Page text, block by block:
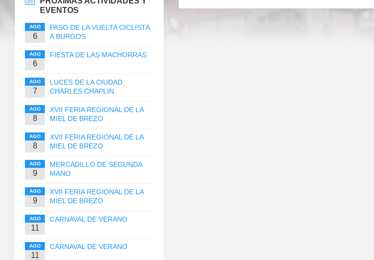
EVENTOS
AGO
6
PASO DE LA VUELTA CICLISTA
A BURGOS
AGO
6
FIESTA DE LAS MACHORRAS
AGO
7
LUCES DE LA CIUDAD.
CHARLES CHAPLIN
AGO
8
XVII FERIA REGIONAL DE LA
MIEL DE BREZO
AGO
8
XVII FERIA REGIONAL DE LA
MIEL DE BREZO
AGO
9
MERCADILLO DE SEGUNDA
MANO
AGO
9
XVII FERIA REGIONAL DE LA
MIEL DE BREZO
AGO
11
CARNAVAL DE VERANO
AGO
11
CARNAVAL DE VERANO